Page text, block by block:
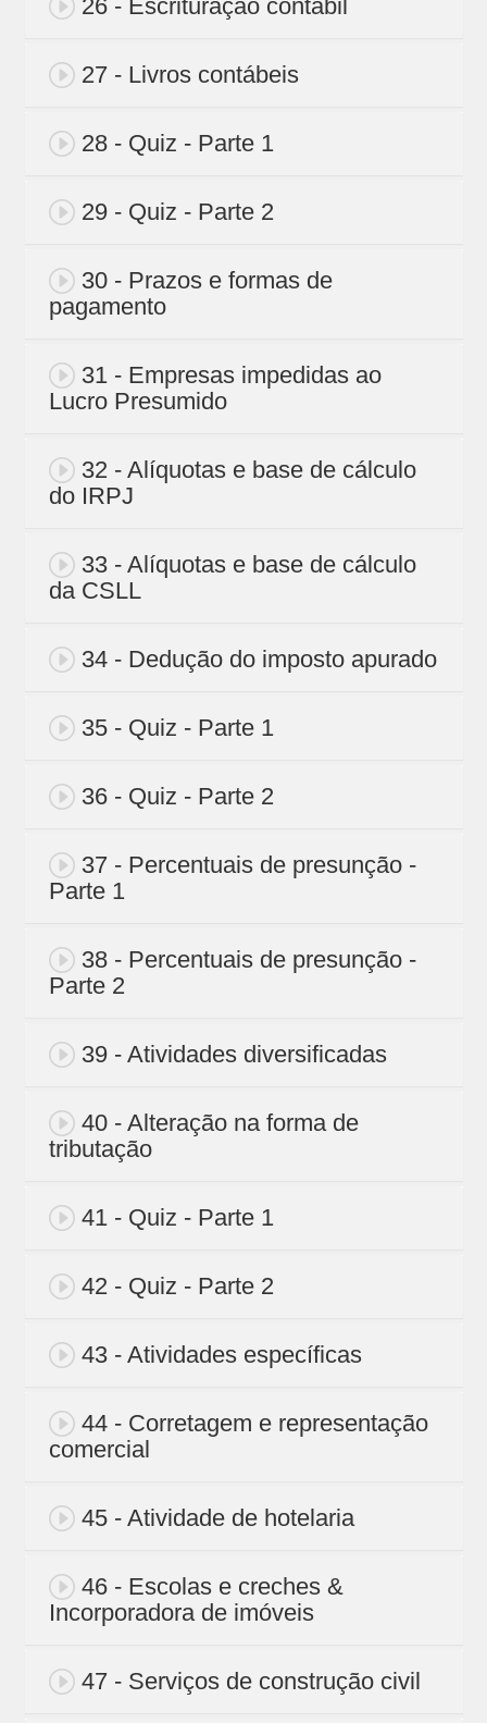
26 - Escrituração contábil
27 - Livros contábeis
28 - Quiz - Parte 1
29 - Quiz - Parte 2
30 - Prazos e formas de
pagamento
31 - Empresas impedidas ao
Lucro Presumido
32 - Alíquotas e base de cálculo
do IRPJ
33 - Alíquotas e base de cálculo
da CSLL
34 - Dedução do imposto apurado
35 - Quiz - Parte 1
36 - Quiz - Parte 2
37 - Percentuais de presunção -
Parte 1
38 - Percentuais de presunção -
Parte 2
39 - Atividades diversificadas
40 - Alteração na forma de
tributação
41 - Quiz - Parte 1
42 - Quiz - Parte 2
43 - Atividades específicas
44 - Corretagem e representação
comercial
45 - Atividade de hotelaria
46 - Escolas e creches &
Incorporadora de imóveis
47 - Serviços de construção civil